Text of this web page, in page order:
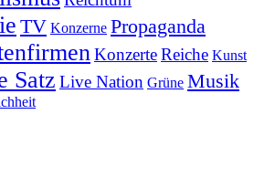
TV Konzerne Propaganda
KonzerteReiche Kunst
Satz Live Nation Grüne Musik